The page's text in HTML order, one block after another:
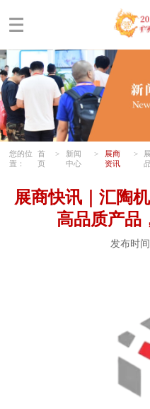
您的位
置：
首
页
>
新闻
中心
>
展商
资讯
>
展商快讯｜汇陶
高品质产品
发布时